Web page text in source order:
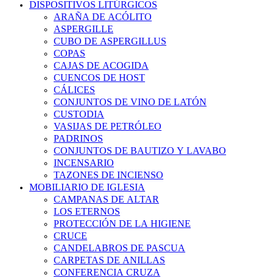
DISPOSITIVOS LITÚRGICOS
ARAÑA DE ACÓLITO
ASPERGILLE
CUBO DE ASPERGILLUS
COPAS
CAJAS DE ACOGIDA
CUENCOS DE HOST
CÁLICES
CONJUNTOS DE VINO DE LATÓN
CUSTODIA
VASIJAS DE PETRÓLEO
PADRINOS
CONJUNTOS DE BAUTIZO Y LAVABO
INCENSARIO
TAZONES DE INCIENSO
MOBILIARIO DE IGLESIA
CAMPANAS DE ALTAR
LOS ETERNOS
PROTECCIÓN DE LA HIGIENE
CRUCE
CANDELABROS DE PASCUA
CARPETAS DE ANILLAS
CONFERENCIA CRUZA